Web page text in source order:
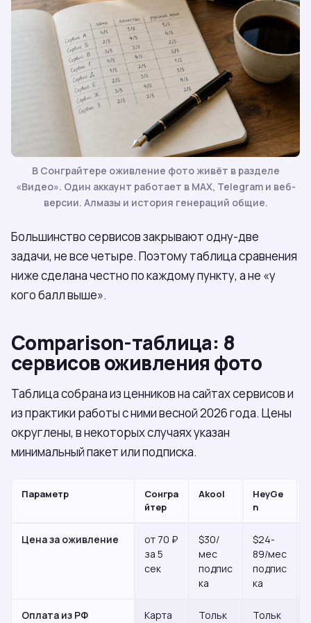
В Сонграйтере оживление фото живёт в разделе
«Видео». Один аккаунт работает в МАХ, Telegram и веб-
версии. Алмазы и история генераций общие.
Большинство сервисов закрывают одну-две
задачи, не все четыре. Поэтому таблица сравнения
ниже сделана честно по каждому пункту, а не «у
кого балл выше».
Comparison-таблица: 8
сервисов оживления фото
Таблица собрана из ценников на сайтах сервисов и
из практики работы с ними весной 2026 года. Цены
округлены, в некоторых случаях указан
минимальный пакет или подписка.
Параметр
Сонгра
йтер
Akool
HeyGe
n
Цена за оживление
от 70 ₽
за 5
сек
$30/
мес
подпис
ка
$24-
89/мес
подпис
ка
Оплата из РФ Карта Тольк Тольк